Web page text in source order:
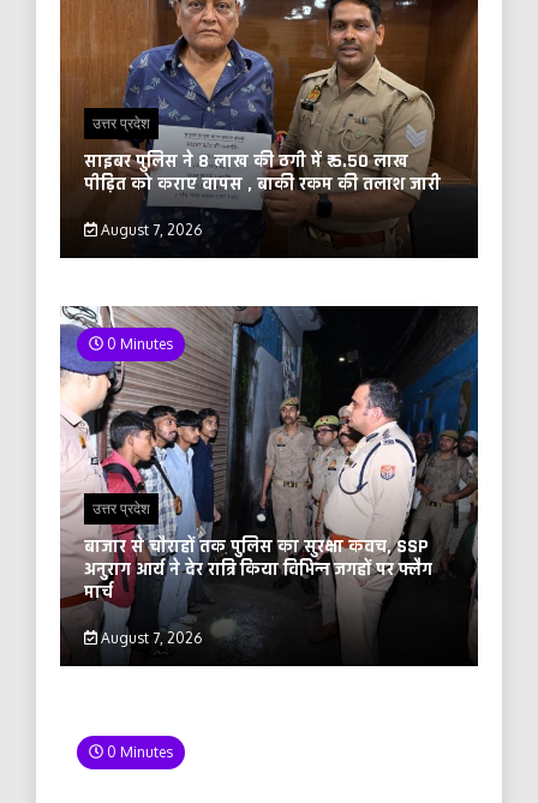
उत्तर प्रदेश
साइबर पुलिस ने 8 लाख की ठगी में ₹ 5.50 लाख
पीड़ित को कराए वापस , बाकी रकम की तलाश जारी
August 7, 2026
0 Minutes
उत्तर प्रदेश
बाजार से चौराहों तक पुलिस का सुरक्षा कवच, SSP
अनुराग आर्य ने देर रात्रि किया विभिन्न जगहों पर फ्लैग
मार्च
August 7, 2026
0 Minutes